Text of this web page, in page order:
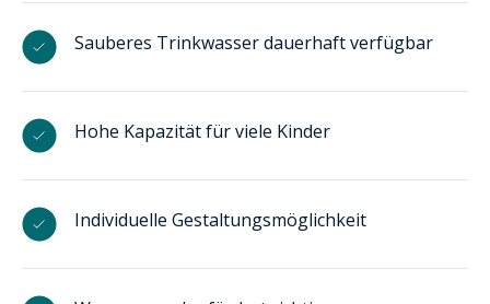
Sauberes Trinkwasser dauerhaft verfügbar
Hohe Kapazität für viele Kinder
Individuelle Gestaltungsmöglichkeit